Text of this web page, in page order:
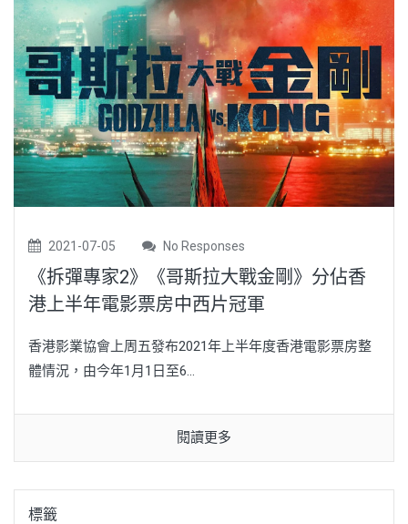
2021-07-05 No Responses
《拆彈專家2》《哥斯拉大戰金剛》分佔香
港上半年電影票房中西片冠軍
香港影業協會上周五發布2021年上半年度香港電影票房整
體情況，由今年1月1日至6...
閱讀更多
標籤